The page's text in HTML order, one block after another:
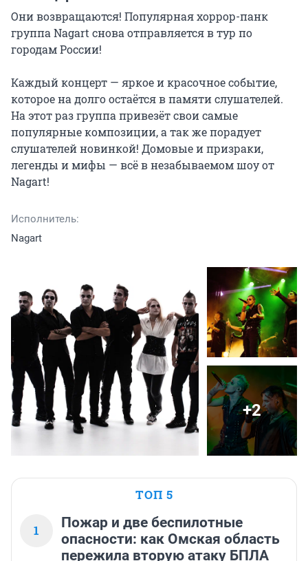
Они возвращаются! Популярная хоррор-панк
группа Nagart снова отправляется в тур по
городам России!
Каждый концерт — яркое и красочное событие,
которое на долго остаётся в памяти слушателей.
На этот раз группа привезёт свои самые
популярные композиции, а так же порадует
слушателей новинкой! Домовые и призраки,
легенды и мифы — всё в незабываемом шоу от
Nagart!
Исполнитель:
Nagart
+2
ТОП 5
1
Пожар и две беспилотные
опасности: как Омская область
пережила вторую атаку БПЛА